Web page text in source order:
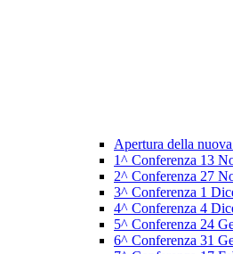
Apertura della
1^ Conferenza 13
2^ Conferenza 27
3^ Conferenza 1
4^ Conferenza 4
5^ Conferenza 24
6^ Conferenza 31